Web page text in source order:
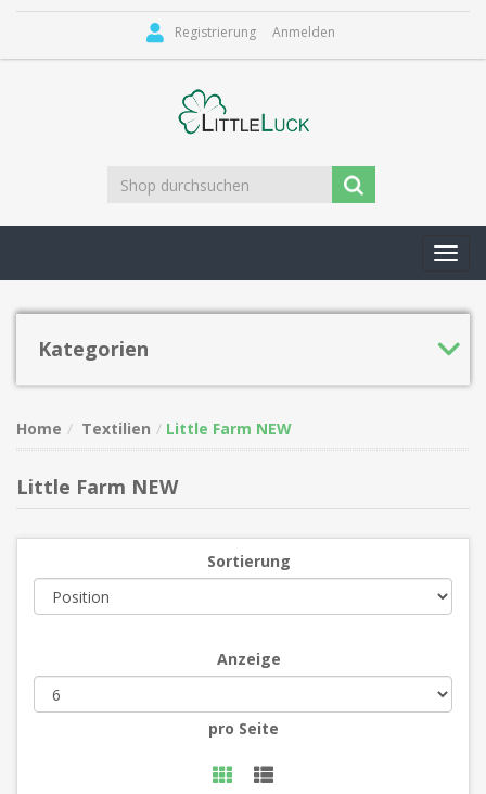
Registrierung Anmelden
Kategorien
Home Textilien Little Farm NEW
Little Farm NEW
Sortierung
Anzeige
pro Seite